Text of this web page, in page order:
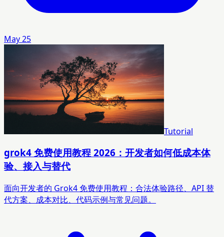
May 25
Tutorial
grok4 免费使用教程 2026：开发者如何低成本体
验、接入与替代
面向开发者的 Grok4 免费使用教程：合法体验路径、API 替
代方案、成本对比、代码示例与常见问题。